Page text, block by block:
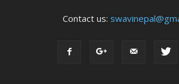
Contact us: